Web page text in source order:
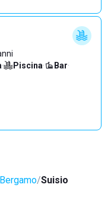
· Piscina· Bar·
Suisio